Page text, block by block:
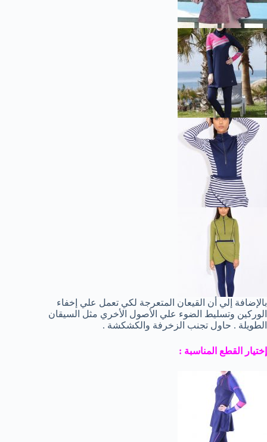
بالإضافة إلي أن القيعان المتعرجة لكي تعمل علي إخفاء
الوركين وتسليط الضوء علي الأصول الأخري مثل السيقان
الطويلة . حاول تجنب الزخرفة والكشكشة .
إختيار القطع المناسبة :